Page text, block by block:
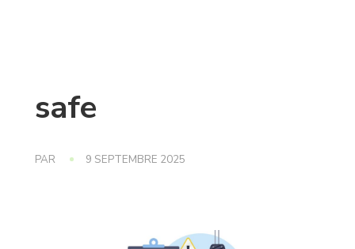
safe
PAR 9 SEPTEMBRE 2025